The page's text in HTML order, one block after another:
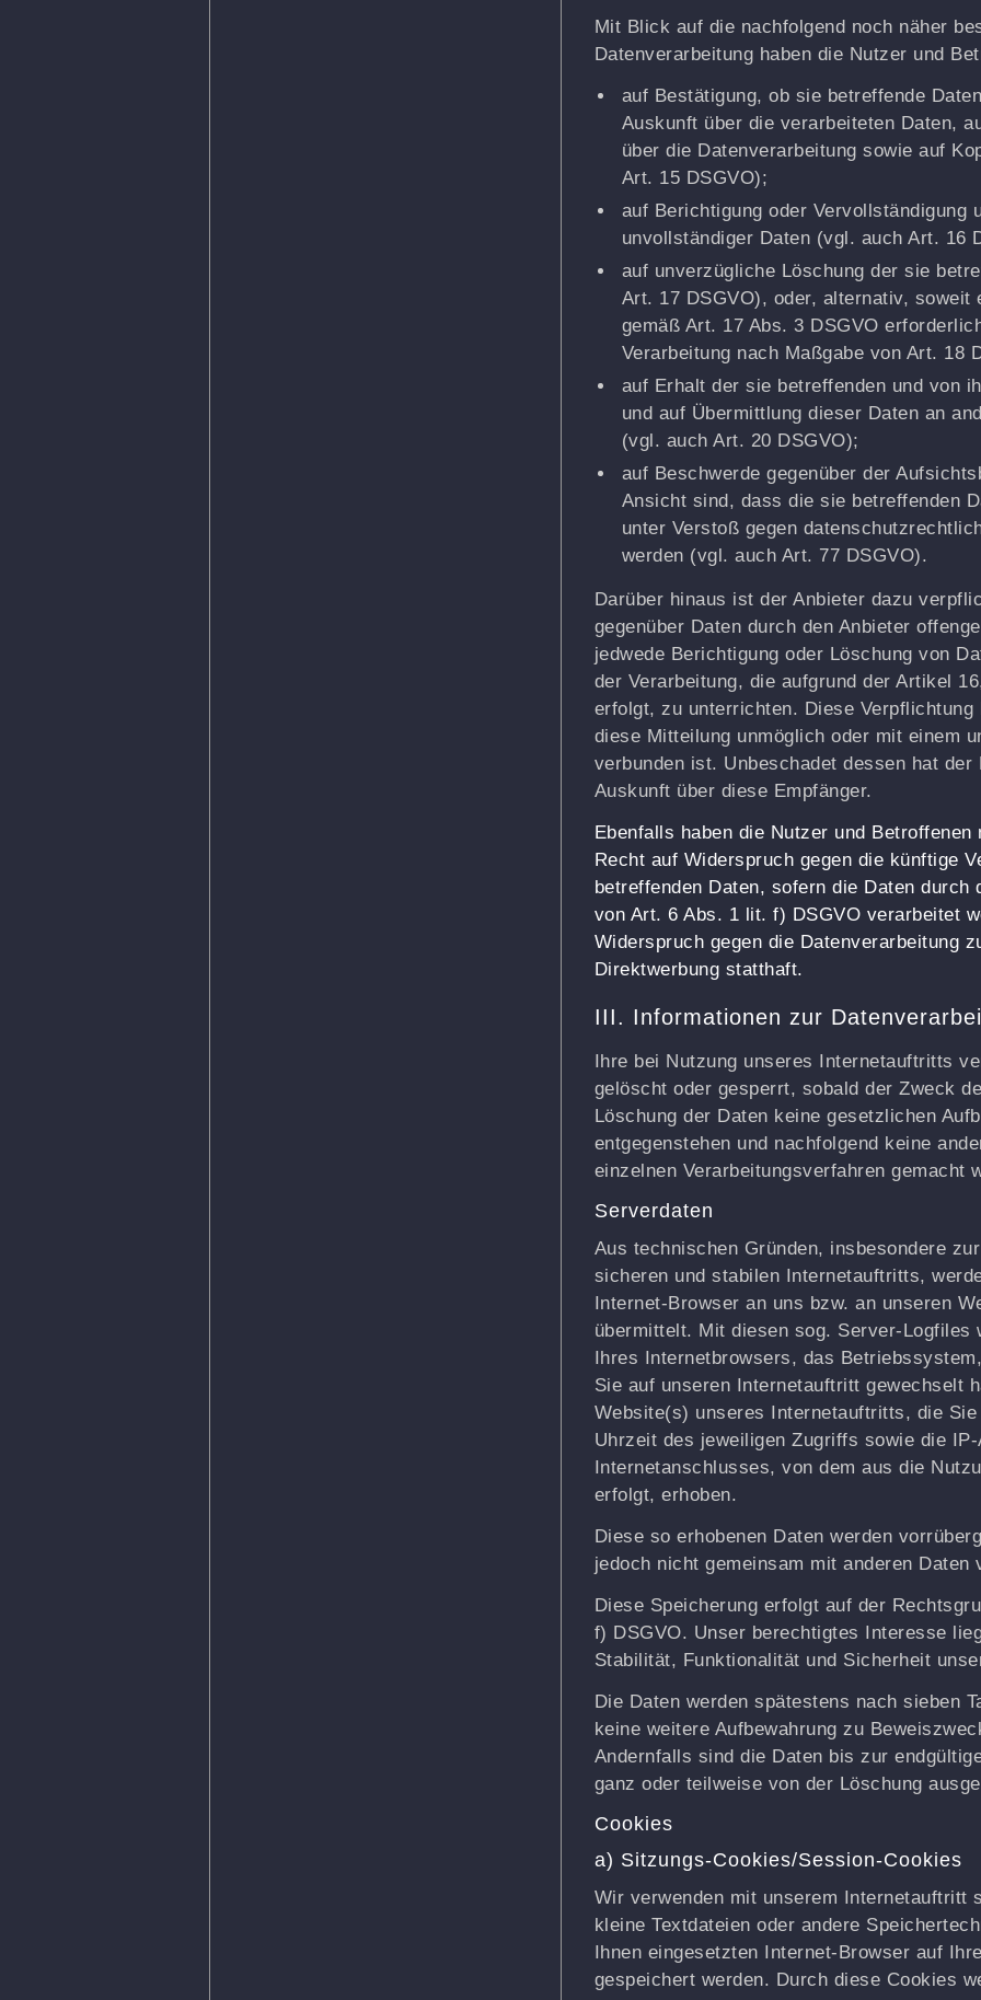
Mit Blick auf die nachfolgend noch näher
Datenverarbeitung haben die Nutzer und
auf Bestätigung, ob sie betreffende
Auskunft über die verarbeiteten Daten,
über die Datenverarbeitung sowie auf
Art. 15 DSGVO);
auf Berichtigung oder Vervollständigung
unvollständiger Daten (vgl. auch Art. 16
auf unverzügliche Löschung der sie
Art. 17 DSGVO), oder, alternativ, soweit
gemäß Art. 17 Abs. 3 DSGVO
Verarbeitung nach Maßgabe von Art. 18
auf Erhalt der sie betreffenden und von
und auf Übermittlung dieser Daten an
(vgl. auch Art. 20 DSGVO);
auf Beschwerde gegenüber der
Ansicht sind, dass die sie betreffenden
unter Verstoß gegen
werden (vgl. auch Art. 77 DSGVO).
Darüber hinaus ist der Anbieter dazu
gegenüber Daten durch den Anbieter
jedwede Berichtigung oder Löschung von
der Verarbeitung, die aufgrund der Artikel
erfolgt, zu unterrichten. Diese
diese Mitteilung unmöglich oder mit einem
verbunden ist. Unbeschadet dessen hat der
Auskunft über diese Empfänger.
Ebenfalls haben die Nutzer und Betroffenen
Recht auf Widerspruch gegen die künftige
betreffenden Daten, sofern die Daten durch
von Art. 6 Abs. 1 lit. f) DSGVO verarbeitet
Widerspruch gegen die Datenverarbeitung
Direktwerbung statthaft.
III. Informationen zur
Ihre bei Nutzung unseres Internetauftritts
gelöscht oder gesperrt, sobald der Zweck
Löschung der Daten keine gesetzlichen
entgegenstehen und nachfolgend keine
einzelnen Verarbeitungsverfahren gemacht
Serverdaten
Aus technischen Gründen, insbesondere
sicheren und stabilen Internetauftritts,
Internet-Browser an uns bzw. an unseren
übermittelt. Mit diesen sog. Server-Logfiles
Ihres Internetbrowsers, das
Sie auf unseren Internetauftritt gewechselt
Website(s) unseres Internetauftritts, die Sie
Uhrzeit des jeweiligen Zugriffs sowie die
Internetanschlusses, von dem aus die
erfolgt, erhoben.
Diese so erhobenen Daten werden
jedoch nicht gemeinsam mit anderen Daten
Diese Speicherung erfolgt auf der
f) DSGVO. Unser berechtigtes Interesse
Stabilität, Funktionalität und Sicherheit
Die Daten werden spätestens nach sieben
keine weitere Aufbewahrung zu
Andernfalls sind die Daten bis zur
ganz oder teilweise von der Löschung
Cookies
a) Sitzungs-Cookies/Session-Cookies
Wir verwenden mit unserem Internetauftritt
kleine Textdateien oder andere
Ihnen eingesetzten Internet-Browser auf
gespeichert werden. Durch diese Cookies